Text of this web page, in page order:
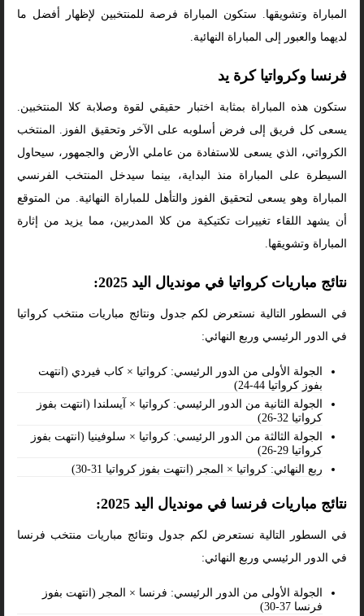
المباراة وتشويقها. ستكون المباراة فرصة للمنتخبين لإظهار أفضل ما
لديهما والعبور إلى المباراة النهائية.
فرنسا وكرواتيا كرة يد
ستكون هذه المباراة بمثابة اختبار حقيقي لقوة وصلابة كلا المنتخبين.
يسعى كل فريق إلى فرض أسلوبه على الآخر وتحقيق الفوز. المنتخب
الكرواتي، الذي يسعى للاستفادة من عاملي الأرض والجمهور، سيحاول
السيطرة على المباراة منذ البداية، بينما سيدخل المنتخب الفرنسي
المباراة وهو يسعى لتحقيق الفوز والتأهل للمباراة النهائية. من المتوقع
أن يشهد اللقاء تغييرات تكتيكية من كلا المدربين، مما يزيد من إثارة
المباراة وتشويقها.
نتائج مباريات كرواتيا في مونديال اليد 2025:
في السطور التالية نستعرض لكم جدول ونتائج مباريات منتخب كرواتيا
في الدور الرئيسي وربع النهائي:
الجولة الأولى من الدور الرئيسي: كرواتيا × كاب فيردي (انتهت
بفوز كرواتيا 44-24)
الجولة الثانية من الدور الرئيسي: كرواتيا × آيسلندا (انتهت بفوز
كرواتيا 32-26)
الجولة الثالثة من الدور الرئيسي: كرواتيا × سلوفينيا (انتهت بفوز
كرواتيا 29-26)
ربع النهائي: كرواتيا × المجر (انتهت بفوز كرواتيا 31-30)
نتائج مباريات فرنسا في مونديال اليد 2025:
في السطور التالية نستعرض لكم جدول ونتائج مباريات منتخب فرنسا
في الدور الرئيسي وربع النهائي:
الجولة الأولى من الدور الرئيسي: فرنسا × المجر (انتهت بفوز
فرنسا 37-30)